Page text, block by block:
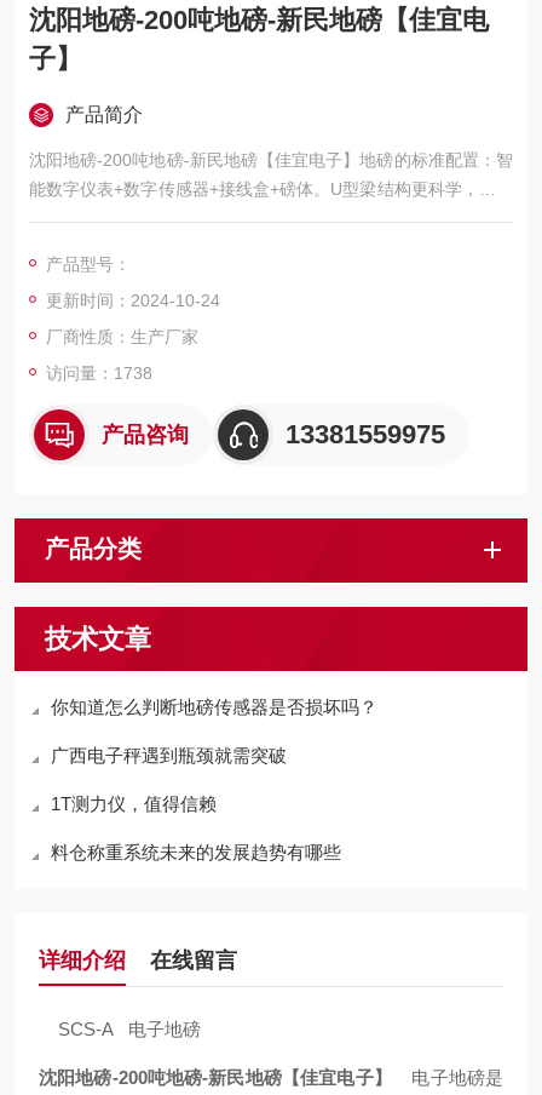
沈阳地磅-200吨地磅-新民地磅【佳宜电
子】
产品简介
沈阳地磅-200吨地磅-新民地磅【佳宜电子】地磅的标准配置：智
能数字仪表+数字传感器+接线盒+磅体。U型梁结构更科学，带打
印使用更方便，大存储量方便储存车号信息，选外接大屏幕，方
产品型号：
更新时间：2024-10-24
厂商性质：生产厂家
访问量：1738
产品咨询 13381559975
产品分类
技术文章
你知道怎么判断地磅传感器是否损坏吗？
广西电子秤遇到瓶颈就需突破
1T测力仪，值得信赖
料仓称重系统未来的发展趋势有哪些
详细介绍 在线留言
SCS-A 电子地磅
沈阳地磅-200吨地磅-新民地磅【佳宜电子】
电子地磅是